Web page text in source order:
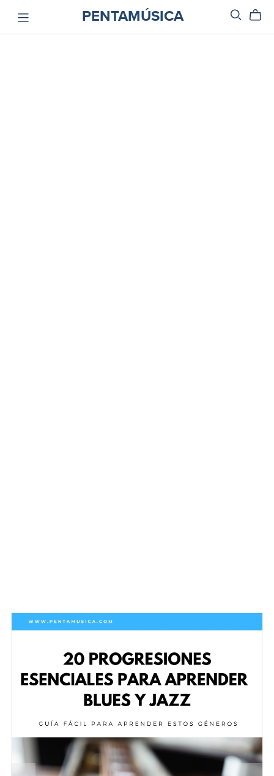
PENTAMÚSICA